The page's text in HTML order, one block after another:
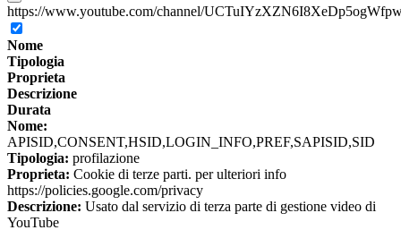
https://www.youtube.com/channel/
Nome
Tipologia
Proprieta
Descrizione
Durata
Nome:
APISID,CONSENT,HSID,LOGIN_INFO,PREF,SAPISID,SID
Tipologia: profilazione
Proprieta: Cookie di terze parti. per ulteriori info
https://policies.google.com/privacy
Descrizione: Usato dal servizio di terza parte di gestione video di
YouTube